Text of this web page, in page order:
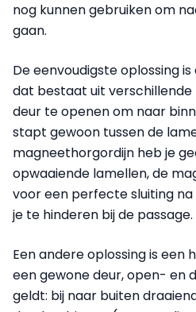
nog kunnen gebruiken om
gaan.
De eenvoudigste oplossing
dat bestaat uit
deur te openen om naar
stapt gewoon tussen de
magneethorgordijn heb je
opwaaiende lamellen, de
voor een perfecte sluiting
je te hinderen bij de passage.
Een andere oplossing is een
een gewone deur, open- en
geldt: bij naar buiten